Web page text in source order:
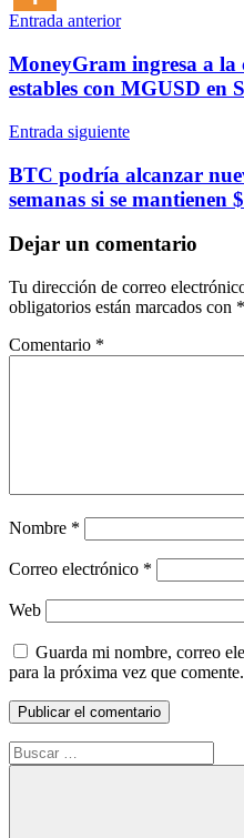
Navegación
de
entradas
Entrada anterior
MoneyGram ingresa a la
estables con MGUSD en
Entrada siguiente
BTC podría alcanzar
semanas si se mantienen
Dejar un comentario
Tu dirección de correo
obligatorios están marcados con *
Comentario *
Nombre *
Correo electrónico *
Web
Guarda mi nombre, correo
para la próxima vez que comente.
Buscar: